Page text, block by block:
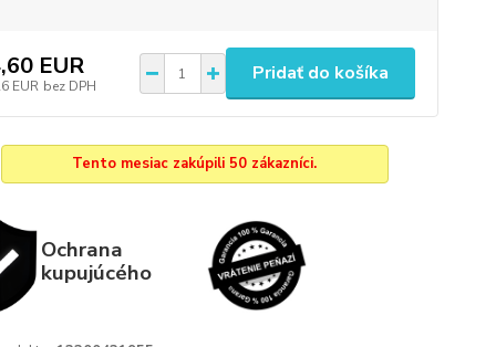
EUR
EUR bez DPH
Pridať do košíka
Tento mesiac zakúpili 50 zákazníci.
Ochrana
kupujúcého